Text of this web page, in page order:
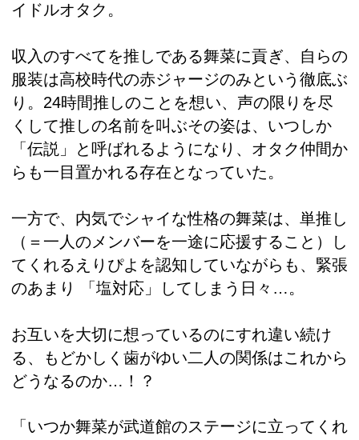
イドルオタク。
収入のすべてを推しである舞菜に貢ぎ、自らの
服装は高校時代の赤ジャージのみという徹底ぶ
り。24時間推しのことを想い、声の限りを尽
くして推しの名前を叫ぶその姿は、いつしか
「伝説」と呼ばれるようになり、オタク仲間か
らも一目置かれる存在となっていた。
一方で、内気でシャイな性格の舞菜は、単推し
（＝一人のメンバーを一途に応援すること）し
てくれるえりぴよを認知していながらも、緊張
のあまり 「塩対応」してしまう日々…。
お互いを大切に想っているのにすれ違い続け
る、もどかしく歯がゆい二人の関係はこれから
どうなるのか…！？
「いつか舞菜が武道館のステージに立ってくれ